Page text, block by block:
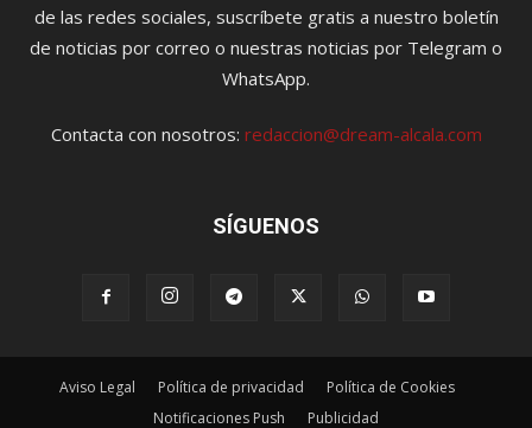
de las redes sociales, suscríbete gratis a nuestro boletín
de noticias por correo o nuestras noticias por Telegram o
WhatsApp.
Contacta con nosotros: redaccion@dream-alcala.com
SÍGUENOS
Aviso Legal Política de privacidad
Política de Cookies
Notificaciones Push
Publicidad